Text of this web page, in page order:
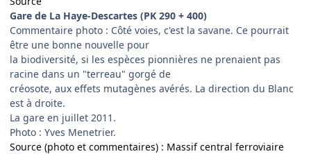
Gare de La Haye-Descartes (PK 290 + 400)
Commentaire photo : Côté voies, c'est la savane. Ce pourrait
être une bonne nouvelle pour
la biodiversité, si les espèces pionnières ne prenaient pas
racine dans un "terreau" gorgé de
créosote, aux effets mutagènes avérés. La direction du Blanc
est à droite.
La gare en juillet 2011.
Photo : Yves Menetrier.
Source (photo et commentaires) : Massif central ferroviaire